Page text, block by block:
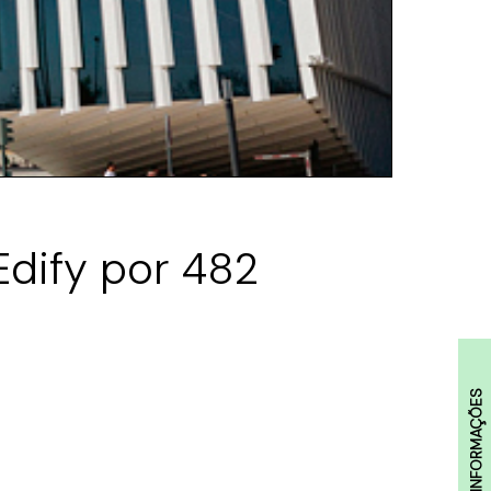
INFORMAÇÕES
por 482